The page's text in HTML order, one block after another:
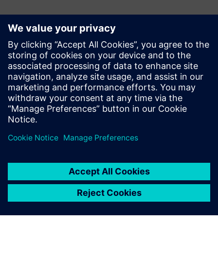
Papildoma Informacija ir Ištekliai
More information
Išankstinės sąlygos
Running ERP system
budget and CFO approval